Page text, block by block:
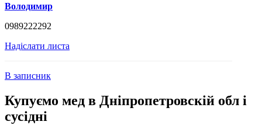
Володимир
0989222292
Надіслати листа
В записник
Купуємо мед в Дніпропетровскій обл і
сусідні